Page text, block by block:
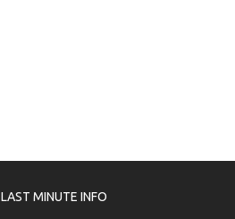
LAST MINUTE INFO